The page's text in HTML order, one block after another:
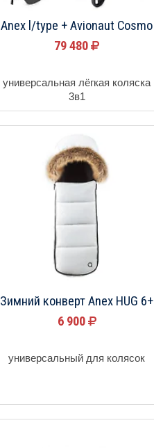
Anex l/type + Avionaut Cosmo
79 480
универсальная лёгкая коляска
3в1
Зимний конверт Anex HUG 6+
6 900
универсальный для колясок